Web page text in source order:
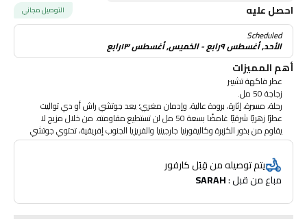
احصل عليه التوصيل مجاني
Scheduled
الأحد, أغسطس ٩رابع - الخميس, أغسطس ١٣رابع
أهم المميزات
عطر فاكهة تشيبر
زجاجة 50 مل.
رحلة، مسيرة، إثارة، برودة عالية، وإدمان مغري؛ يعد جوتشي راش أو دي تواليت
عطرًا زهريًا شرقيًا غامضًا بسعة 50 مل لن تستطيع مقاومته. من خلال مزيج لا
يقاوم من بذور الكزبرة وكاليفورنيا جارجينيا والفريزيا الجنوب إفريقية، تحتوي جوتشي
راش على الفانيليا وجافا باتشولي وبربون نجيل الهند مما يجعلك غير قادرًا على
مقاومة العطر. يعد هذا المنتج العطر النسائي الثاني من جوتشي. يعد جوتشي
راش عطرًا جذابًا ومعروفًا ونابضًا ولا يمكن مقاومته، مثل الحب من اول نظره.
يذكرنا اسم العطر راش بالعقار المنشط واسع الانتشار في أمريكا خلال الثمانينيات
يمنحها تصميمًا غير معتادًا وعصريًا. يشبه العطر مزيجًا من الروائح العطرية المذهلة
يتم توصيله من قِبَل كارفور
مباع من قبل : SARAH